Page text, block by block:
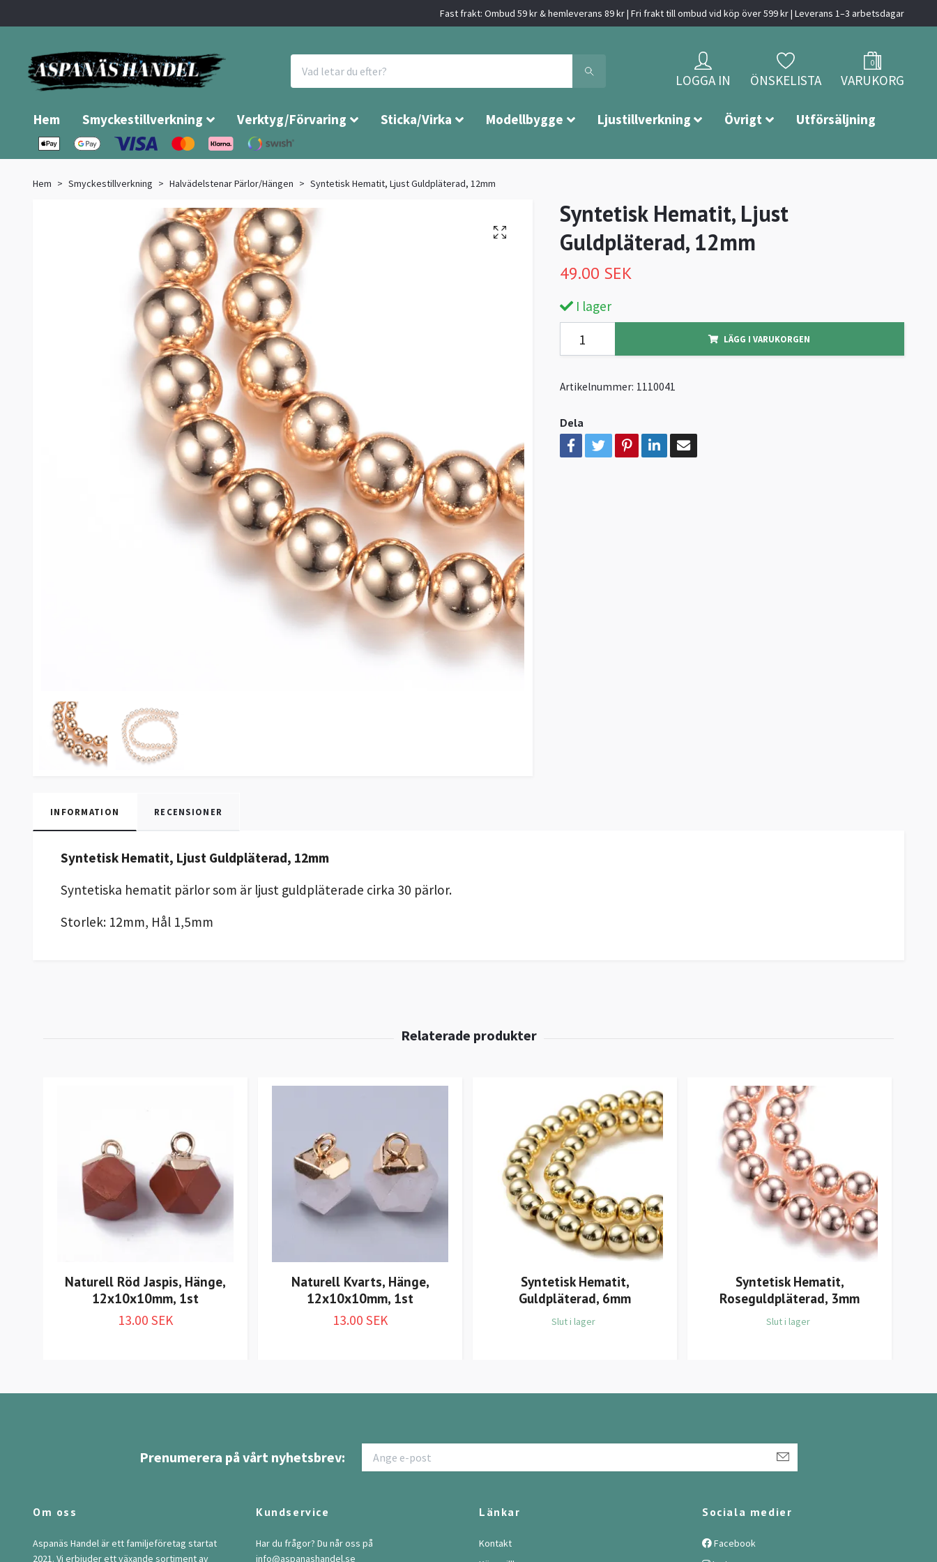
Fast frakt: Ombud 59 kr & hemleverans 89 kr | Fri frakt till ombud vid köp över 599 kr | Leverans 1–3 arbetsdagar
LOGGA IN ÖNSKELISTA
0
VARUKORG
Hem Smyckestillverkning Verktyg/Förvaring Sticka/Virka Modellbygge Ljustillverkning Övrigt Utförsäljning
Hem Smyckestillverkning Halvädelstenar Pärlor/Hängen Syntetisk Hematit, Ljust Guldpläterad, 12mm
Syntetisk Hematit, Ljust
Guldpläterad, 12mm
49.00 SEK
I lager
LÄGG I VARUKORGEN
Artikelnummer: 1110041
Dela
INFORMATION RECENSIONER
Syntetisk Hematit, Ljust Guldpläterad, 12mm
Syntetiska hematit pärlor som är ljust guldpläterade cirka 30 pärlor.
Storlek: 12mm, Hål 1,5mm
Naturell Röd Jaspis, Hänge,
12x10x10mm, 1st
13.00 SEK
Naturell Kvarts, Hänge,
12x10x10mm, 1st
13.00 SEK
Syntetisk Hematit,
Guldpläterad, 6mm
Slut i lager
Syntetisk Hematit,
Roseguldpläterad, 3mm
Slut i lager
Prenumerera på vårt nyhetsbrev:
Om oss
Aspanäs Handel är ett familjeföretag startat
2021. Vi erbjuder ett växande sortiment av
Kundservice
Har du frågor? Du når oss på
info@aspanashandel.se
Länkar
Kontakt
Sociala medier
Facebook